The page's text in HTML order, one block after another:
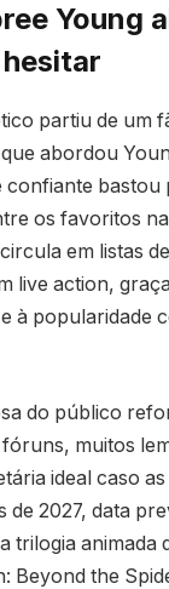
Young
partiu de um
abordou
confiante bastou
os favoritos
em listas
live action,
à popularidade
do público
muitos
ideal caso
de 2027, data
trilogia animada
Beyond the